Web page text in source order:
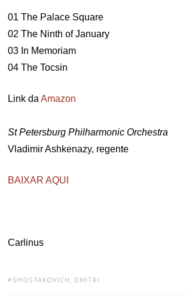
01 The Palace Square
02 The Ninth of January
03 In Memoriam
04 The Tocsin
Link daAmazon
St Petersburg Philharmonic Orchestra
Vladimir Ashkenazy, regente
BAIXAR AQUI
Carlinus
TAGS:
SHOSTAKOVICH, DMITRI